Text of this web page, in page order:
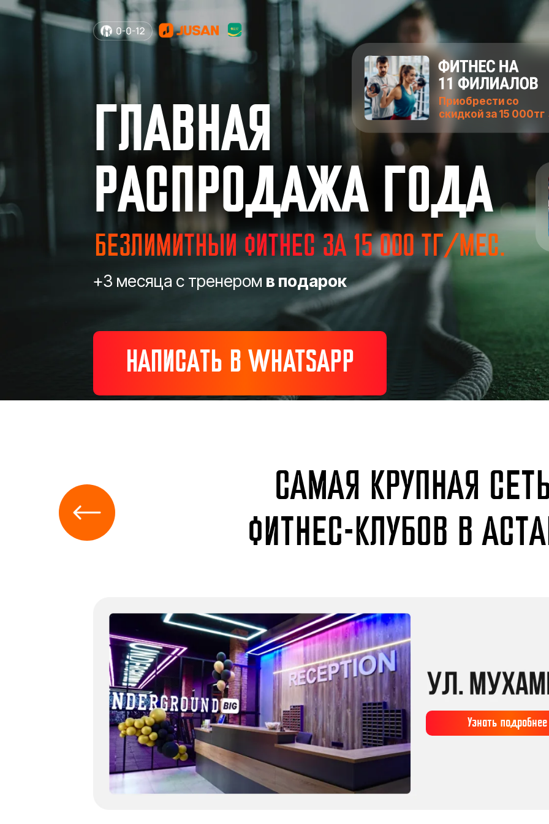
Приобрести со
скидкой за 15
ГЛАВНАЯ
РАСПРОДАЖА ГОДА
+3 месяца с тренером в подарок
НАПИСАТЬ В WHATSAPP
БЕЗЛИМИТНЫЙ ФИТНЕС ЗА 15 000 ТГ/МЕС.
САМАЯ КРУПНАЯ
ФИТНЕС-КЛУБОВ В
Узнать подробнее